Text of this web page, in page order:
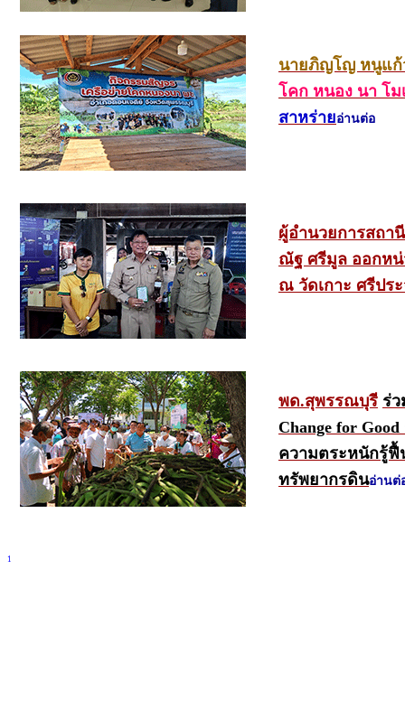
นายภิญโญ หนูแ
โคก หนอง นา โม
สาหร่ายอ่านต่อ
ผู้อำนวยการสถา
ณัฐ ศรีมูล ออกห
ณ วัดเกาะ ศรีปร
พด.สุพรรณบุรี ร่
Change for
ความตระหนักรู้
ทรัพยากรดินอ่านต่
1